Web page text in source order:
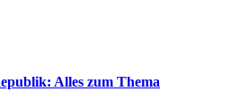
Alles zum Thema